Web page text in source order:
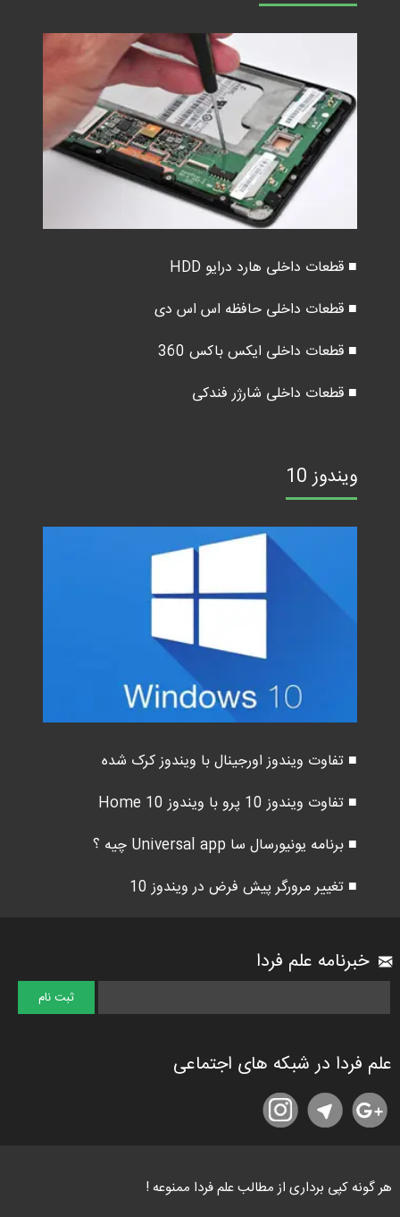
■ قطعات داخلی هارد درایو HDD
■ قطعات داخلی حافظه اس اس دی
■ قطعات داخلی ایکس باکس 360
■ قطعات داخلی شارژر فندکی
ویندوز 10
■ تفاوت ویندوز اورجینال با ویندوز کرک شده
■ تفاوت ویندوز 10 پرو با ویندوز 10 Home
■ برنامه یونیورسال سا Universal app چیه ؟
■ تغییر مرورگر پیش فرض در ویندوز 10
خبرنامه علم فردا
علم فردا در شبکه های اجتماعی
هر گونه کپی برداری از مطالب علم فردا ممنوعه !